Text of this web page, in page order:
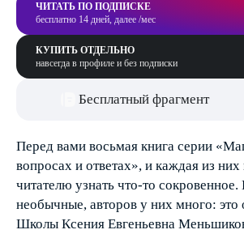
ЧИТАТЬ ПО ПОДПИСКЕ
бесплатно 14 дней, далее /мес
КУПИТЬ ОТДЕЛЬНО
навсегда в профиле и без подписки
Бесплатный фрагмент
Перед вами восьмая книга серии
вопросах и ответах», и каждая из
читателю узнать что-то сокровенное.
необычные, авторов у них много: это
Школы Ксения Евгеньевна